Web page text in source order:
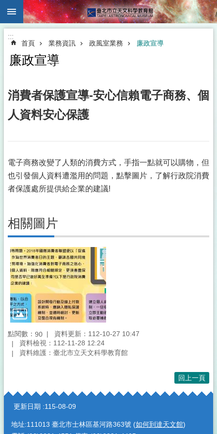
跳到主要內容區塊
:::
首頁 業務資訊 政風室業務 廉政宣導
廉政宣導
消費者保護宣導-安心信賴電子商務、個
人資料安心保護
電子商務改變了人類的消費方式，手指一點就可以購物，但
也引發個人資料遭濫用的問題，點擊圖片，了解行政院消費
者保護處所提供給企業的建議!
相關圖片
點閱數： 90
資料更新：112-10-27 10:47
資料檢視：112-11-28 12:24
資料維護：臺北市立天文科學教育館
回上一頁
:::
更新日期 115-08-09
地址:111013 臺北市士林區基河路363號 (如何到達天文館)